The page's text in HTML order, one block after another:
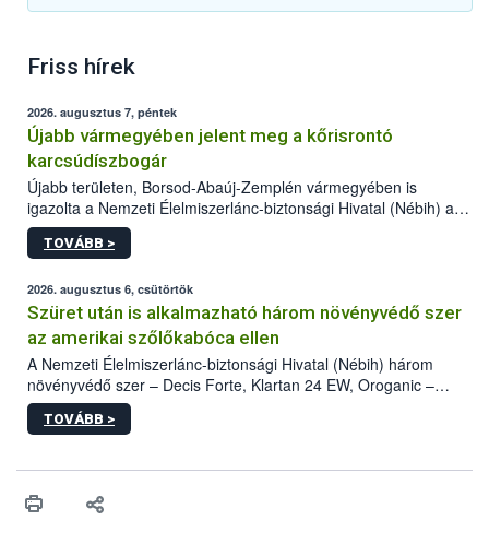
Friss hírek
2026. augusztus 7, péntek
Újabb vármegyében jelent meg a kőrisrontó
karcsúdíszbogár
Újabb területen, Borsod-Abaúj-Zemplén vármegyében is
igazolta a Nemzeti Élelmiszerlánc-biztonsági Hivatal (Nébih) a
kőrisrontó karcsúdíszbogár (Agrilus planipennis) jelenlétét. A
kártevőt nem csak színcsapdában találták meg, de már fertőzött
az intenzív felderítést, emellett az intézkedéseket a szlovák
hatósággal is összehangolják a terjedés megállítása érdekében.
TOVÁBB >
2026. augusztus 6, csütörtök
Szüret után is alkalmazható három növényvédő szer
az amerikai szőlőkabóca ellen
A Nemzeti Élelmiszerlánc-biztonsági Hivatal (Nébih) három
növényvédő szer – Decis Forte, Klartan 24 EW, Oroganic –
engedélyokiratát módosította, így azok a szüretet követően,
egészen a vesszőérettség (BBCH 91) stádiumáig
érésű szőlőkben is legyen lehetőség a károsító elleni további
felhasználók számára is elérhető és ökológiai termesztésben is
TOVÁBB >